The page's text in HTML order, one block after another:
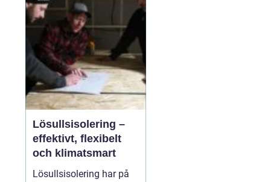
Lösullsisolering –
effektivt, flexibelt
och klimatsmart
Lösullsisolering har på